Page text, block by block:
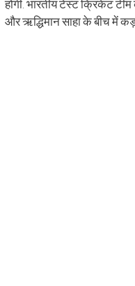
होगी. भारतीय टेस्ट क्रिकेट
और ऋद्धिमान साहा के बीच में